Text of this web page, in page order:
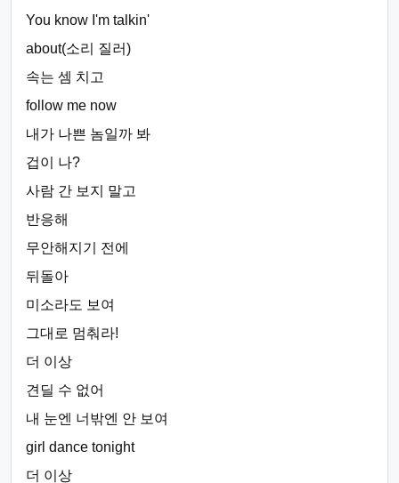
You know I'm talkin'
about(소리 질러)
속는 셈 치고
follow me now
내가 나쁜 놈일까 봐
겁이 나?
사람 간 보지 말고
반응해
무안해지기 전에
뒤돌아
미소라도 보여
그대로 멈춰라!
더 이상
견딜 수 없어
내 눈엔 너밖엔 안 보여
girl dance tonight
더 이상